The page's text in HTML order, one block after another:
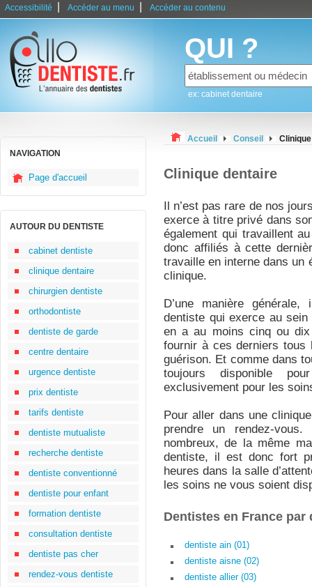
Accessibilité Accéder au menu Accéder au contenu
QUI ?
ex: cabinet dentaire
NAVIGATION
Page d'accueil
AUTOUR DU DENTISTE
cabinet dentiste
clinique dentaire
chirurgien dentiste
orthodontiste
dentiste de garde
centre dentaire
urgence dentiste
prix dentiste
tarifs dentiste
dentiste mutualiste
recherche dentiste
dentiste conventionné
dentiste pour enfant
formation dentiste
consultation dentiste
dentiste pas cher
rendez-vous dentiste
Accueil Conseil
Clinique dentaire
Il n’est pas rare de nos
exerce à titre privé dans
également qui travaillent
donc affiliés à cette
travaille en interne dans un
clinique.
D’une manière
dentiste qui exerce au
en a au moins cinq ou
fournir à ces derniers tous
guérison. Et comme dans
toujours disponible
exclusivement pour les
Pour aller dans une
prendre un rendez-
nombreux, de la même
dentiste, il est donc fort
heures dans la salle
les soins ne vous soient
Dentistes en France par
dentiste ain (01)
dentiste aisne (02)
dentiste allier (03)